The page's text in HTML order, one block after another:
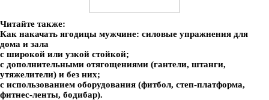
Читайте также:
Как накачать ягодицы мужчине: силовые упражнения для
дома и зала
с широкой или узкой стойкой;
с дополнительными отягощениями (гантели, штанги,
утяжелители) и без них;
с использованием оборудования (фитбол, степ-платформа,
фитнес-ленты, бодибар).